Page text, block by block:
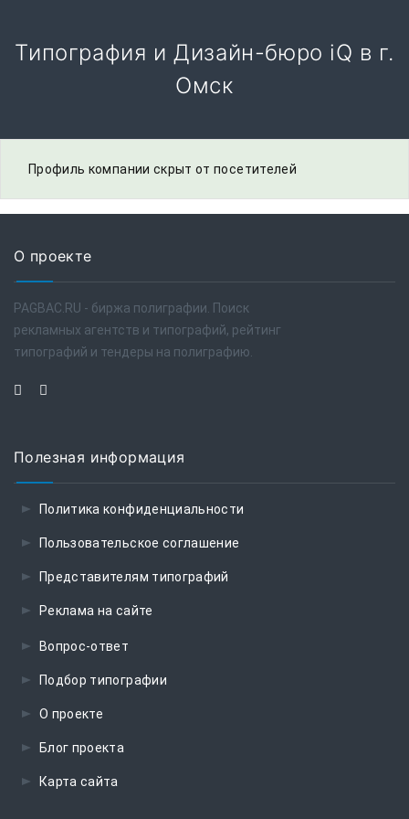
Типография и Дизайн-бюро iQ в г.
Омск
Профиль компании скрыт от посетителей
О проекте
PAGBAC.RU - биржа полиграфии. Поиск
рекламных агентств и типографий, рейтинг
типографий и тендеры на полиграфию.
Полезная информация
Политика конфиденциальности
Пользовательское соглашение
Представителям типографий
Реклама на сайте
Вопрос-ответ
Подбор типографии
О проекте
Блог проекта
Карта сайта